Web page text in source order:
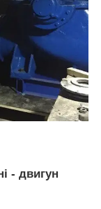
- двигун